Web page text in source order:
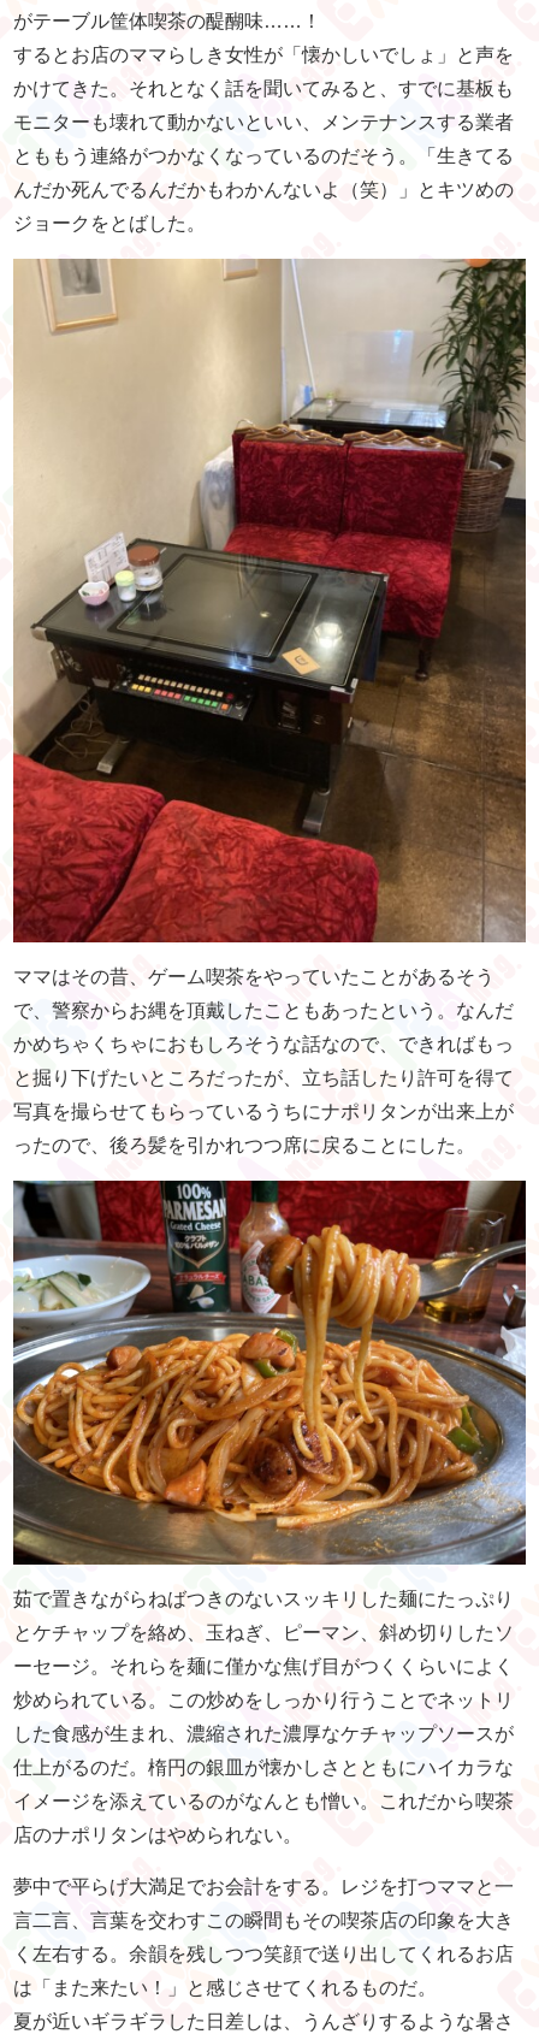
がテーブル筐体喫茶の醍醐味……！
するとお店のママらしき女性が「懐かしいでしょ」と声を
かけてきた。それとなく話を聞いてみると、すでに基板も
モニターも壊れて動かないといい、メンテナンスする業者
とももう連絡がつかなくなっているのだそう。「生きてる
んだか死んでるんだかもわかんないよ（笑）」とキツめの
ジョークをとばした。
ママはその昔、ゲーム喫茶をやっていたことがあるそう
で、警察からお縄を頂戴したこともあったという。なんだ
かめちゃくちゃにおもしろそうな話なので、できればもっ
と掘り下げたいところだったが、立ち話したり許可を得て
写真を撮らせてもらっているうちにナポリタンが出来上が
ったので、後ろ髪を引かれつつ席に戻ることにした。
茹で置きながらねばつきのないスッキリした麺にたっぷり
とケチャップを絡め、玉ねぎ、ピーマン、斜め切りしたソ
ーセージ。それらを麺に僅かな焦げ目がつくくらいによく
炒められている。この炒めをしっかり行うことでネットリ
した食感が生まれ、濃縮された濃厚なケチャップソースが
仕上がるのだ。楕円の銀皿が懐かしさとともにハイカラな
イメージを添えているのがなんとも憎い。これだから喫茶
店のナポリタンはやめられない。
夢中で平らげ大満足でお会計をする。レジを打つママと一
言二言、言葉を交わすこの瞬間もその喫茶店の印象を大き
く左右する。余韻を残しつつ笑顔で送り出してくれるお店
は「また来たい！」と感じさせてくれるものだ。
夏が近いギラギラした日差しは、うんざりするような暑さ